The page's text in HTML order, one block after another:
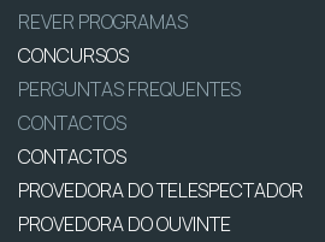
REVER PROGRAMAS
CONCURSOS
PERGUNTAS FREQUENTES
CONTACTOS
CONTACTOS
PROVEDORA DO TELESPECTADOR
PROVEDORA DO OUVINTE